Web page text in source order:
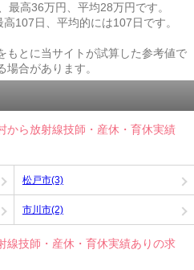
最高36万円、平均28万円です。
107日、平均的には107日です。
とに当サイトが試算した参考値で
合があります。
から放射線技師・産休・育休実績
松戸市(3)
市川市(2)
線技師・産休・育休実績ありの求